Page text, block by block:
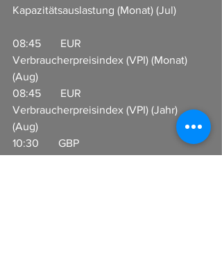
Kapazitätsauslastung (Monat) (Jul)
08:45       EUR
Verbraucherpreisindex (VPI) (Monat)
(Aug)
08:45       EUR
Verbraucherpreisindex (VPI) (Jahr)
(Aug)
10:30       GBP